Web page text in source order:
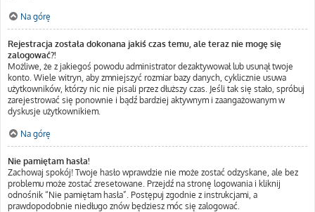
Na górę
Rejestracja została dokonana jakiś czas temu, ale teraz nie mogę się
zalogować?!
Możliwe, że z jakiegoś powodu administrator dezaktywował lub usunął twoje
konto. Wiele witryn, aby zmniejszyć rozmiar bazy danych, cyklicznie usuwa
użytkowników, którzy nic nie pisali przez dłuższy czas. Jeśli tak się stało, spróbuj
zarejestrować się ponownie i bądź bardziej aktywnym i zaangażowanym w
dyskusje użytkownikiem.
Na górę
Nie pamiętam hasła!
Zachowaj spokój! Twoje hasło wprawdzie nie może zostać odzyskane, ale bez
problemu może zostać zresetowane. Przejdź na stronę logowania i kliknij
odnośnik “Nie pamiętam hasła”. Postępuj zgodnie z instrukcjami, a
prawdopodobnie niedługo znów będziesz móc się zalogować.